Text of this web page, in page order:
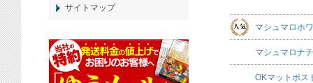
マシュマロホ
マシュマロナ
OKマットポス
サイトマップ